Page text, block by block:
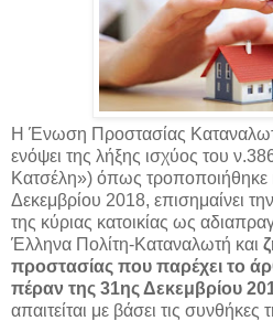
Η Ένωση Προστασίας
ενόψει της λήξης ισχύος του
Κατσέλη») όπως τροποποιήθηκε
Δεκεμβρίου 2018, επισημαίνει
της κύριας κατοικίας ως
Έλληνα Πολίτη-Καταναλωτή και
προστασίας που παρέχει το
πέραν της 31ης Δεκεμβρίου
απαιτείται με βάσει τις